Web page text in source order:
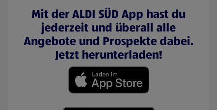
Mit der ALDI SÜD App hast du
jederzeit und überall alle
Angebote und Prospekte dabei.
Jetzt herunterladen!